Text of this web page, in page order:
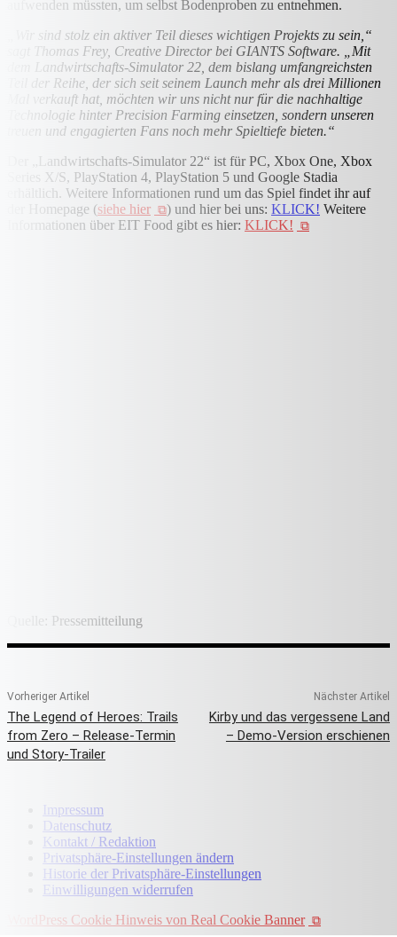
aufwenden müssten, um selbst Bodenproben zu entnehmen.
„Wir sind stolz ein aktiver Teil dieses wichtigen Projekts zu sein,“
sagt Thomas Frey, Creative Director bei GIANTS Software. „Mit
dem Landwirtschafts-Simulator 22, dem bislang umfangreichsten
Teil der Reihe, der sich seit seinem Launch mehr als drei Millionen
Mal verkauft hat, möchten wir uns nicht nur für die nachhaltige
Technologie hinter Precision Farming einsetzen, sondern unseren
treuen und engagierten Fans noch mehr Spieltiefe bieten.“
Der „Landwirtschafts-Simulator 22“ ist für PC, Xbox One, Xbox
Series X/S, PlayStation 4, PlayStation 5 und Google Stadia
erhältlich. Weitere Informationen rund um das Spiel findet ihr auf
der Homepage (siehe hier ) und hier bei uns: KLICK! Weitere
Informationen über EIT Food gibt es hier: KLICK!
Quelle: Pressemitteilung
Vorheriger Artikel
The Legend of Heroes: Trails
from Zero – Release-Termin
und Story-Trailer
Nächster Artikel
Kirby und das vergessene Land
– Demo-Version erschienen
Impressum
Datenschutz
Kontakt / Redaktion
Privatsphäre-Einstellungen ändern
Historie der Privatsphäre-Einstellungen
Einwilligungen widerrufen
WordPress Cookie Hinweis von Real Cookie Banner